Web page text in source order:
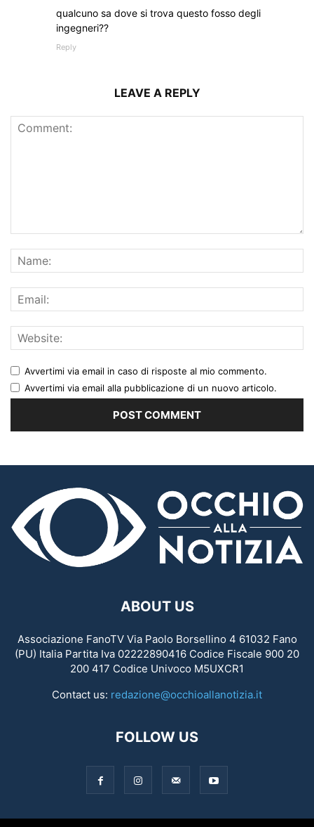
qualcuno sa dove si trova questo fosso degli
ingegneri??
Reply
LEAVE A REPLY
Avvertimi via email in caso di risposte al mio commento.
Avvertimi via email alla pubblicazione di un nuovo articolo.
ABOUT US
Associazione FanoTV Via Paolo Borsellino 4 61032 Fano
(PU) Italia Partita Iva 02222890416 Codice Fiscale 900 20
200 417 Codice Univoco M5UXCR1
Contact us: redazione@occhioallanotizia.it
FOLLOW US